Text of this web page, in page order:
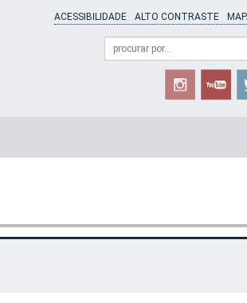
ACESSIBILIDADE ALTO CONTRASTE
Formulário
Campo
de